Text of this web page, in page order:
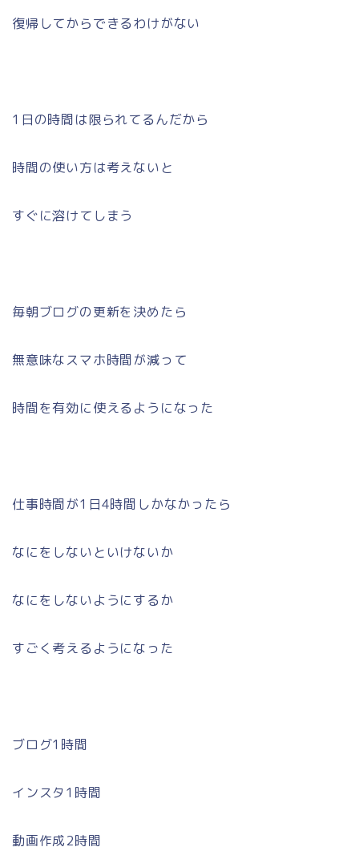
復帰してからできるわけがない
1日の時間は限られてるんだから
時間の使い方は考えないと
すぐに溶けてしまう
毎朝ブログの更新を決めたら
無意味なスマホ時間が減って
時間を有効に使えるようになった
仕事時間が1日4時間しかなかったら
なにをしないといけないか
なにをしないようにするか
すごく考えるようになった
ブログ1時間
インスタ1時間
動画作成2時間